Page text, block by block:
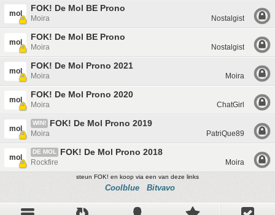
mol
FOK! De Mol BE Prono
Moira Nostalgist
mol
FOK! De Mol BE Prono
Moira Nostalgist
mol
FOK! De Mol Prono 2021
Moira Moira
mol
FOK! De Mol Prono 2020
Moira ChatGirl
mol
WIN! FOK! De Mol Prono 2019
Moira PatriQue89
mol
DE MOL FOK! De Mol Prono 2018
Rockfire Moira
steun FOK! en koop via een van deze links
Coolblue Bitvavo